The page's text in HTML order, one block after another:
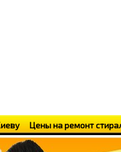
Цены на ремонт